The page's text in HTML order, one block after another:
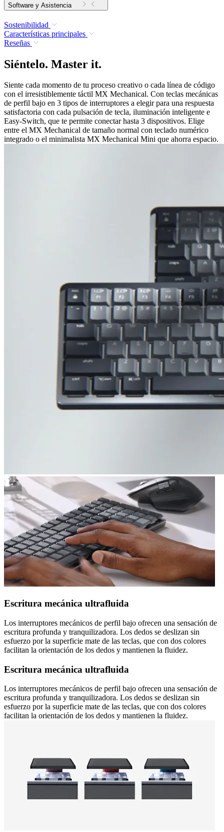
Software y Asistencia
Sostenibilidad
Características principales
Reseñas
Siéntelo. Master it.
Siente cada momento de tu proceso creativo o cada línea de código
con el irresistiblemente táctil MX Mechanical. Con teclas mecánicas
de perfil bajo en 3 tipos de interruptores a elegir para una respuesta
satisfactoria con cada pulsación de tecla, iluminación inteligente e
Easy-Switch, que te permite conectar hasta 3 dispositivos. Elige
entre el MX Mechanical de tamaño normal con teclado numérico
integrado o el minimalista MX Mechanical Mini que ahorra espacio.
Escritura mecánica ultrafluida
Los interruptores mecánicos de perfil bajo ofrecen una sensación de
escritura profunda y tranquilizadora. Los dedos se deslizan sin
esfuerzo por la superficie mate de las teclas, que con dos colores
facilitan la orientación de los dedos y mantienen la fluidez.
Escritura mecánica ultrafluida
Los interruptores mecánicos de perfil bajo ofrecen una sensación de
escritura profunda y tranquilizadora. Los dedos se deslizan sin
esfuerzo por la superficie mate de las teclas, que con dos colores
facilitan la orientación de los dedos y mantienen la fluidez.